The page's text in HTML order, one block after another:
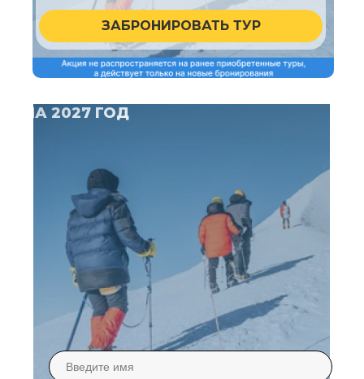
ЗАБРОНИРОВАТЬ ТУР
НА 2027 ГОД